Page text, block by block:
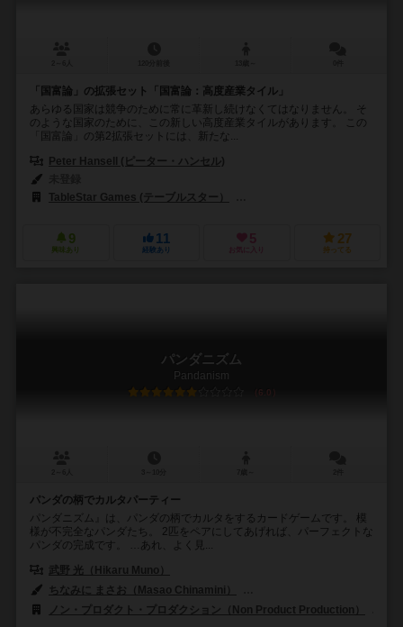
「国富論」の拡張セット「国富論：高度産業タイル」
あらゆる国家は競争のために常に革新し続けなくてはなりません。 そ
のような国家のために、この新しい高度産業タイルがあります。 この
「国富論」の第2拡張セットには、新たな...
Peter Hansell (ピーター・ハンセル)
TableStar Games (テーブルスター）
9
興味あり
11
経験あり
5
お気に入り
27
持ってる
パンダニズム
Pandanism
6.0
パンダの柄でカルタパーティー
パンダニズム』は、パンダの柄でカルタをするカードゲームです。 模
様が不完全なパンダたち。 2匹をペアにしてあげれば、パーフェクトな
パンダの完成です。 …あれ、よく見...
武野 光（Hikaru Muno）
ちなみに まさお（Masao Chinamini）
ノン・プロダクト・プロダクション（Non Product Production）